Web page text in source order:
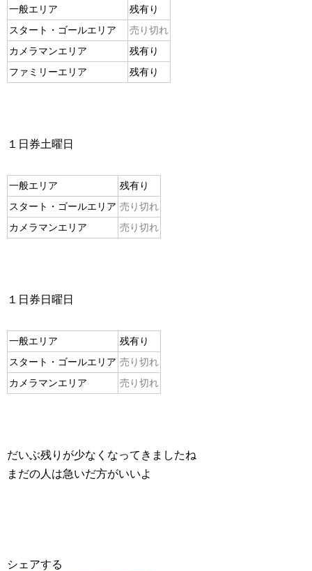
一般エリア
残有り
スタート・ゴールエリア
売り切れ
カメラマンエリア
残有り
ファミリーエリア
残有り
１日券土曜日
一般エリア
残有り
スタート・ゴールエリア 売り切れ
カメラマンエリア
売り切れ
１日券日曜日
一般エリア
残有り
スタート・ゴールエリア 売り切れ
カメラマンエリア
売り切れ
だいぶ残りが少なくなってきましたね
まだの人は急いだ方がいいよ
シェアする